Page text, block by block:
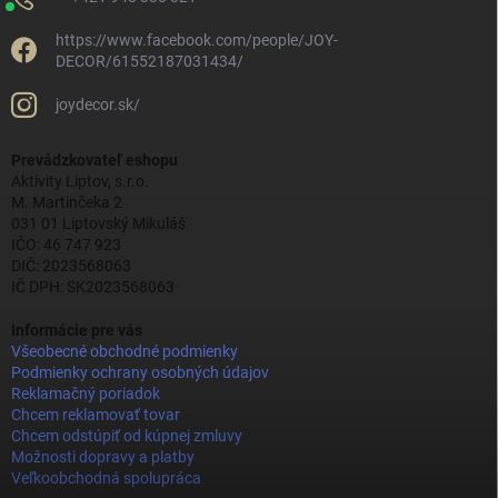
https://www.facebook.com/people/JOY-
DECOR/61552187031434/
joydecor.sk/
Prevádzkovateľ eshopu
Aktivity Liptov, s.r.o.
M. Martinčeka 2
031 01 Liptovský Mikuláš
IČO: 46 747 923
DIČ: 2023568063
IČ DPH: SK2023568063
Informácie pre vás
Všeobecné obchodné podmienky
Podmienky ochrany osobných údajov
Reklamačný poriadok
Chcem reklamovať tovar
Chcem odstúpiť od kúpnej zmluvy
Možnosti dopravy a platby
Veľkoobchodná spolupráca